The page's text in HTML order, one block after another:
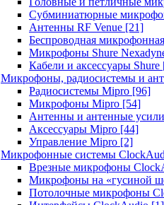
Субминиатюрные
Антенны RF Venue [21]
Беспроводная
Микрофоны Shure
Кабели и аксессуары Shure
Микрофоны, радиосистемы и
Радиосистемы Mipro [96]
Микрофоны Mipro [54]
Антенны и антенные
Аксессуары Mipro [44]
Управление Mipro [2]
Микрофонные системы
Врезные микрофоны
Микрофоны на «гусиной
Потолочные микрофоны